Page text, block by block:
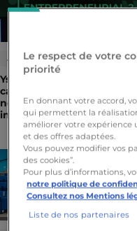
ACTUALITÉ
Ystart : Ynov ouvre les
candidatures pour la
nouvelle promotion de
incubateur
Le respect de votre
priorité
En donnant votre accord,
qui permettent la
améliorer votre expérience
et des offres adaptées.
Vous pouvez modifier vos
des cookies”.
Pour plus d’informations,
notre politique de
Consultez nos Mentions
Liste de nos partenaires